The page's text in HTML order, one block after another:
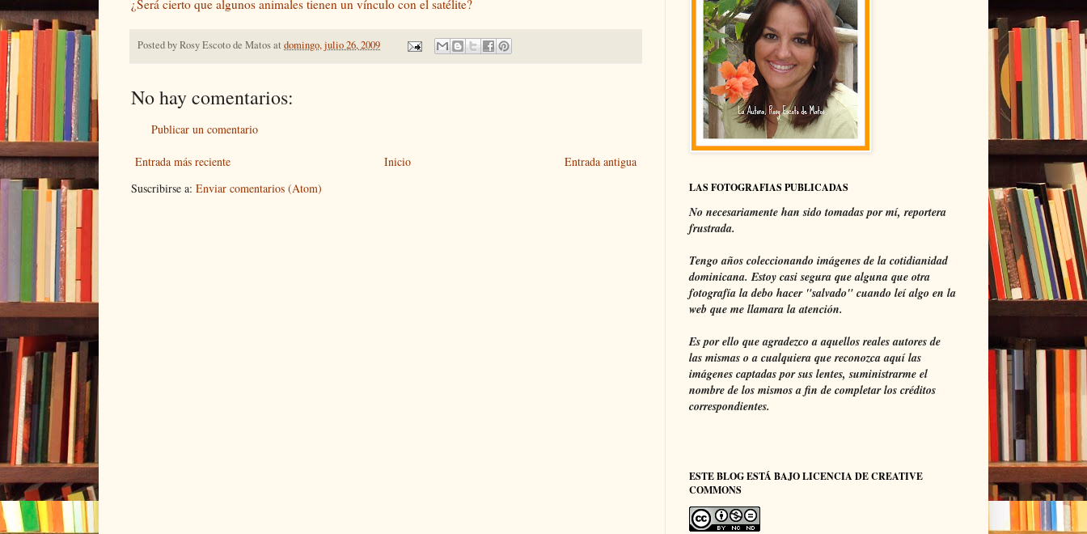
¿Será cierto que algunos animales tienen un vínculo con el satélite?
Posted byRosy Escoto de Matosat domingo, julio 26, 2009
No hay comentarios:
Publicar un comentario
Entrada más reciente Entrada antigua
Inicio
Suscribirse a: Enviar comentarios (Atom) LAS FOTOGRAFIAS PUBLICADAS
No necesariamente han sido tomadas por mí, reportera
frustrada.
Tengo años coleccionando imágenes de la cotidianidad
dominicana. Estoy casi segura que alguna que otra
fotografía la debo hacer "salvado" cuando leí algo en la
web que me llamara la atención.
Es por ello que agradezco a aquellos reales autores de
las mismas o a cualquiera que reconozca aquí las
imágenes captadas por sus lentes, suministrarme el
nombre de los mismos a fin de completar los créditos
correspondientes.
ESTE BLOG ESTÁ BAJO LICENCIA DE CREATIVE
COMMONS